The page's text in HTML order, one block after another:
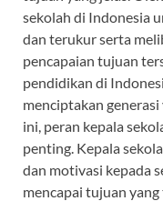
sekolah di Indonesia
dan terukur serta
pencapaian tujuan
pendidikan di
menciptakan
ini, peran kepala
penting. Kepala
dan motivasi kepada
mencapai tujuan